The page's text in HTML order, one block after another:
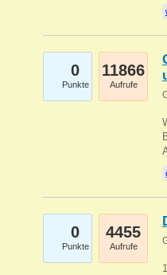
0
Punkte
11866
Aufrufe
0
Punkte
4455
Aufrufe